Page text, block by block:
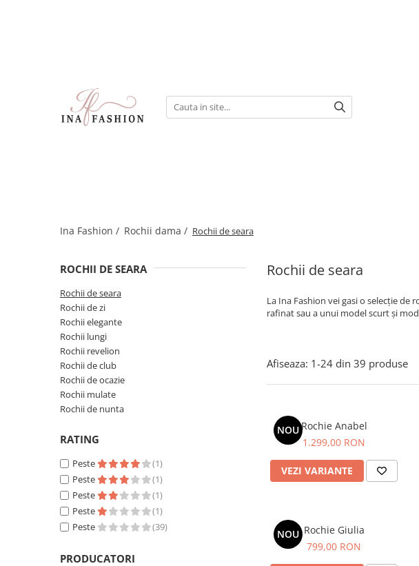
Rochii de seara
Rochii de ocazie
Compleuri elegante
Ina Fashion / Rochii dama / Rochii de seara
Rochii de seara
La Ina Fashion vei gasi o selecție de
rafinat sau a unui model scurt și
ROCHII DE SEARA
Rochii de seara
Rochii de zi
Rochii elegante
Rochii lungi
Rochii revelion
Rochii de club
Rochii de ocazie
Rochii mulate
Rochii de nunta
RATING
Peste
(1)
Peste
(1)
Peste
(1)
Peste
(1)
Peste
(39)
PRODUCATORI
Afiseaza: 1-24 din 39 produse
NOURochie Anabel
1.299,00 RON
VEZI VARIANTE
NOU Rochie Giulia
799,00 RON